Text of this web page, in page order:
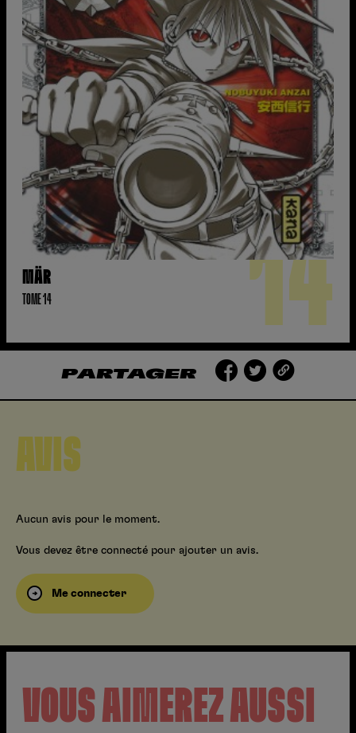
MÄR
TOME 14 14
PARTAGER
AVIS
Aucun avis pour le moment.
Vous devez être connecté pour ajouter un avis.
Me connecter
VOUS AIMEREZ AUSSI